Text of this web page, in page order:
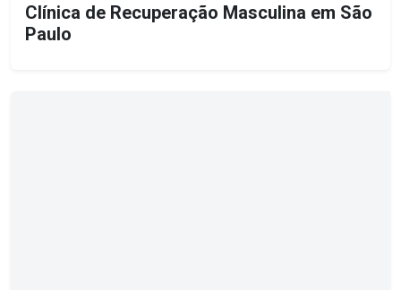
Clínica de Recuperação Masculina em São
Paulo